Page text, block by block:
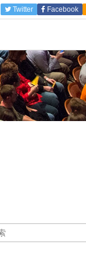
Twitter Facebook